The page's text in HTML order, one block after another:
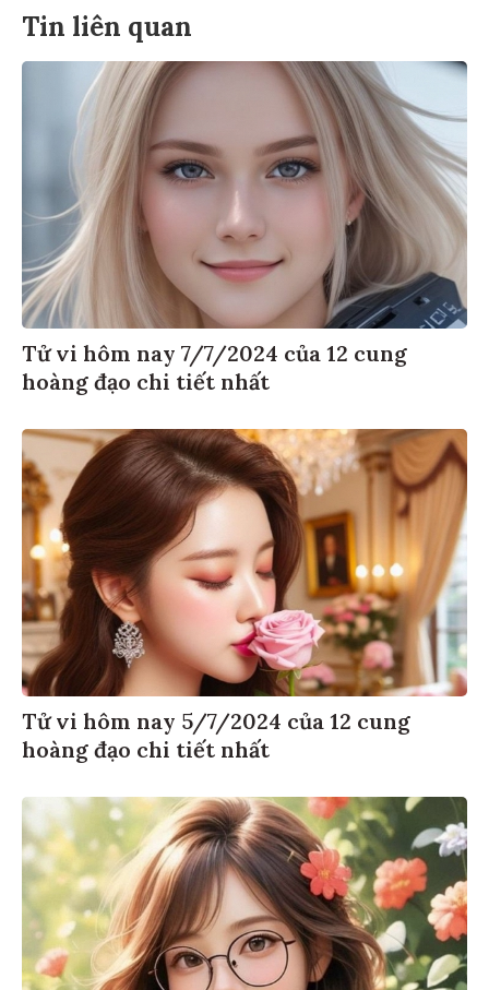
Tin liên quan
Tử vi hôm nay 7/7/2024 của 12 cung
hoàng đạo chi tiết nhất
Tử vi hôm nay 5/7/2024 của 12 cung
hoàng đạo chi tiết nhất